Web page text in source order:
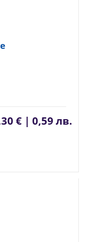
€ | 0,59 лв.